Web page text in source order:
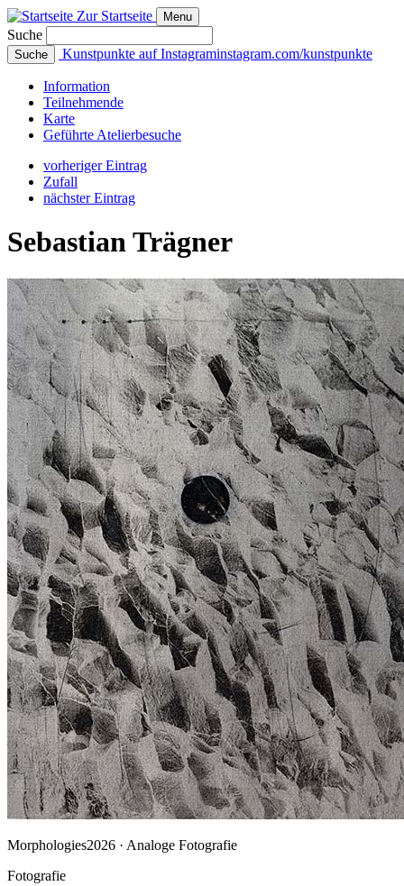
Zur Startseite Menu
Suche
Suche Kunstpunkte auf Instagraminstagram.com/kunstpunkte
Information
Teilnehmende
Karte
Geführte Atelierbesuche
vorheriger Eintrag
Zufall
nächster Eintrag
Sebastian Trägner
Morphologies2026 · Analoge Fotografie
Fotografie